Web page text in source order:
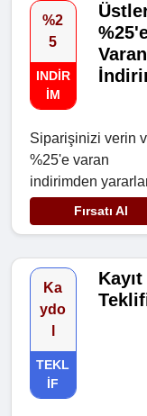
%2
5
INDIR
IM
Varan
Siparişinizi verin
%25'e varan
indirimden
Fırsatı Al
Ka
ydo
TEKL
IF
Kayıt